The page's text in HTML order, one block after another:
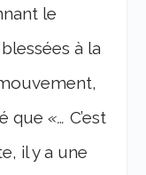
le
à la
que«… C’est
il y a une